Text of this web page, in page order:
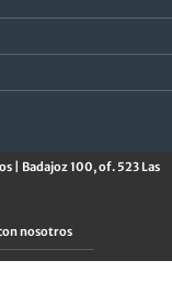
| Badajoz 100, of. 523 Las
nosotros